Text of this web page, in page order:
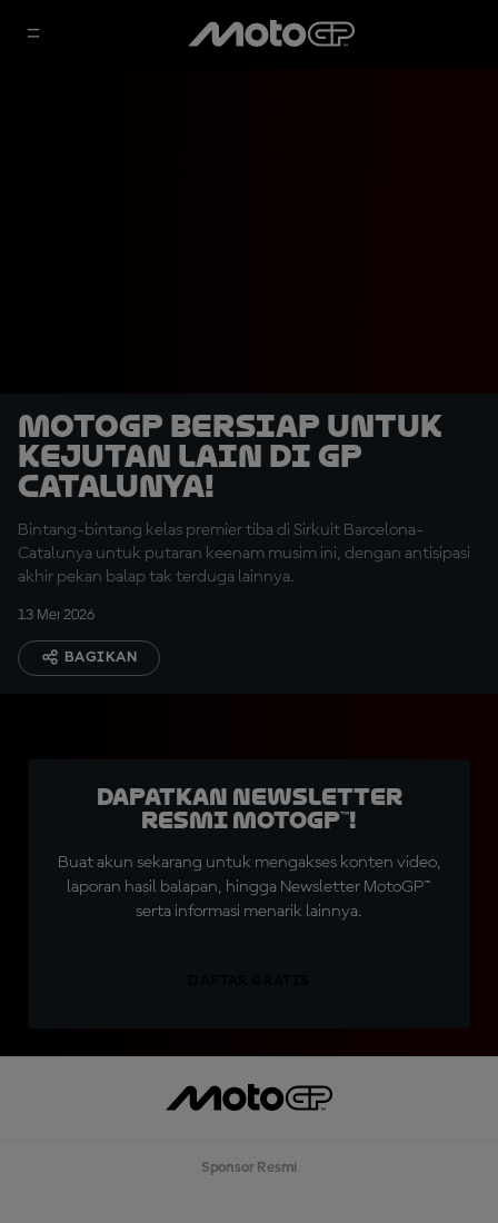
MotoGP Bersiap untuk
Kejutan Lain di GP
Catalunya!
Bintang-bintang kelas premier tiba di Sirkuit Barcelona-
Catalunya untuk putaran keenam musim ini, dengan antisipasi
akhir pekan balap tak terduga lainnya.
13 Mei 2026
BAGIKAN
Dapatkan Newsletter
Resmi MotoGP™!
Buat akun sekarang untuk mengakses konten video,
laporan hasil balapan, hingga Newsletter MotoGP™
serta informasi menarik lainnya.
Sponsor Resmi